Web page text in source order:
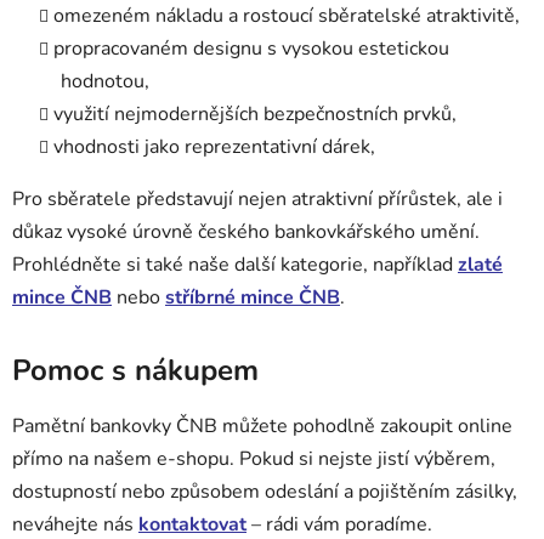
omezeném nákladu a rostoucí sběratelské atraktivitě,
propracovaném designu s vysokou estetickou
hodnotou,
využití nejmodernějších bezpečnostních prvků,
vhodnosti jako reprezentativní dárek,
Pro sběratele představují nejen atraktivní přírůstek, ale i
důkaz vysoké úrovně českého bankovkářského umění.
Prohlédněte si také naše další kategorie, napříkladzlaté
mince ČNB nebostříbrné mince ČNB.
Pomoc s nákupem
Pamětní bankovky ČNB můžete pohodlně zakoupit online
přímo na našem e-shopu. Pokud si nejste jistí výběrem,
dostupností nebo způsobem odeslání a pojištěním zásilky,
neváhejte nás kontaktovat– rádi vám poradíme.